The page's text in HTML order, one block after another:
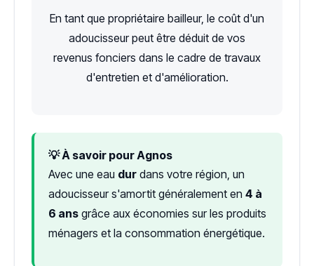
En tant que propriétaire bailleur, le coût d'un
adoucisseur peut être déduit de vos
revenus fonciers dans le cadre de travaux
d'entretien et d'amélioration.
💡 À savoir pour Agnos
Avec une eau dur dans votre région, un
adoucisseur s'amortit généralement en 4 à
6 ans grâce aux économies sur les produits
ménagers et la consommation énergétique.